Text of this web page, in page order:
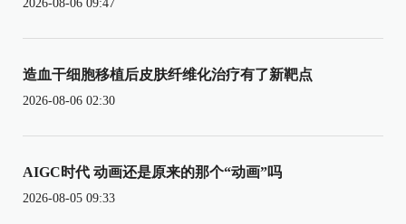
2026-08-06 09:47
造血干细胞移植后皮肤纤维化治疗有了新靶点
2026-08-06 02:30
AIGC时代 动画还是原来的那个“动画”吗
2026-08-05 09:33